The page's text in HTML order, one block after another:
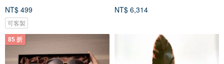
NT$ 499
可客製
NT$ 6,314
85 折